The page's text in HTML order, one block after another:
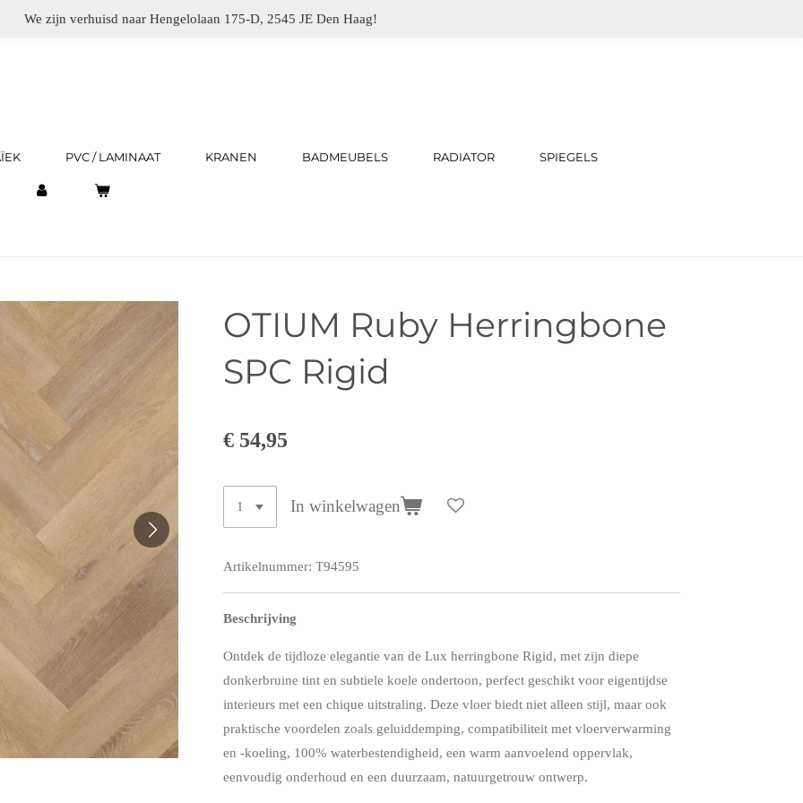
We zijn verhuisd naar Hengelolaan 175-D, 2545 JE Den Haag!
PVC / LAMINAAT KRANEN BADMEUBELS RADIATOR SPIEGELS
OTIUM Ruby Herringbone
SPC Rigid
€ 54,95
In winkelwagen
Artikelnummer: T94595
Beschrijving
Ontdek de tijdloze elegantie van de Lux herringbone Rigid, met zijn diepe
donkerbruine tint en subtiele koele ondertoon, perfect geschikt voor eigentijdse
interieurs met een chique uitstraling. Deze vloer biedt niet alleen stijl, maar ook
praktische voordelen zoals geluiddemping, compatibiliteit met vloerverwarming
en -koeling, 100% waterbestendigheid, een warm aanvoelend oppervlak,
eenvoudig onderhoud en een duurzaam, natuurgetrouw ontwerp.